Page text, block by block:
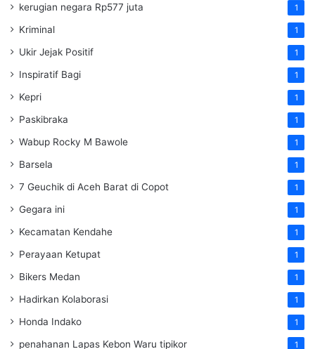
kerugian negara Rp577 juta 1
Kriminal 1
Ukir Jejak Positif 1
Inspiratif Bagi 1
Kepri 1
Paskibraka 1
Wabup Rocky M Bawole 1
Barsela 1
7 Geuchik di Aceh Barat di Copot 1
Gegara ini 1
Kecamatan Kendahe 1
Perayaan Ketupat 1
Bikers Medan 1
Hadirkan Kolaborasi 1
Honda Indako 1
penahanan Lapas Kebon Waru tipikor 1